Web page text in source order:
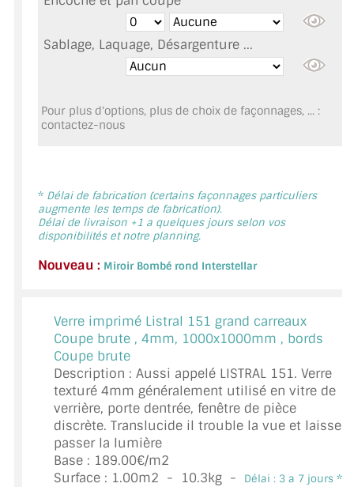
MIROIR DÉCORATIF DE COULEUR
LOTS DE MIROIRS EN MOZAÏQUE
MIROIR DE SALLE DE BAIN
MIROIR POUR SALLE DE SPORT
MIROIR POUR SALLE DE DANSE
MIROIR ENCADRÉ
VERRE SUR MESURE
VERRE EXTRACLAIR
VERRE TREMPÉ (SÉCURIT)
PAROI DE DOUCHE
VERRE FEUILLETÉ
Sablage, Laquage, Désargenture ...
Pour plus d'options, plus de choix de façonnages, ... :
contactez-nous
* Délai de fabrication (certains façonnages particuliers
augmente les temps de fabrication).
Délai de livraison +1 a quelques jours selon vos
disponibilités et notre planning.
Nouveau : Miroir Bombé rond Interstellar
Verre imprimé Listral 151 grand carreaux
Coupe brute , 4mm, 1000x1000mm , bords
Coupe brute
Description : Aussi appelé LISTRAL 151. Verre
texturé 4mm généralement utilisé en vitre de
verrière, porte dentrée, fenêtre de pièce
discrète. Translucide il trouble la vue et laisse
passer la lumière
Base : 189.00€/m2
Surface : 1.00m2 - 10.3kg - Délai : 3 a 7 jours *